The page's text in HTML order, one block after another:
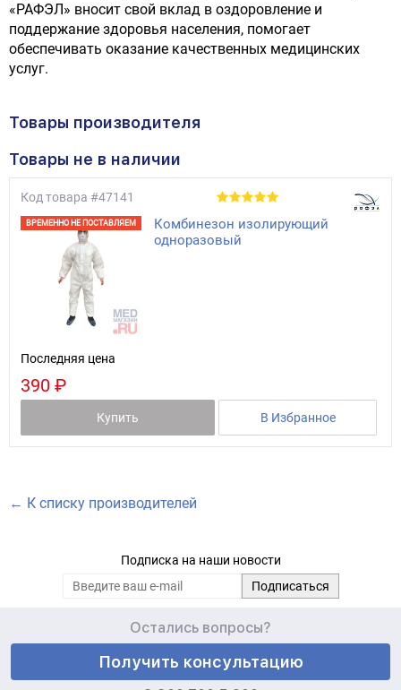
«РАФЭЛ» вносит свой вклад в оздоровление и
поддержание здоровья населения, помогает
обеспечивать оказание качественных медицинских
услуг.
Товары производителя
Товары не в наличии
Код товара #47141
ВРЕМЕННО НЕ ПОСТАВЛЯЕМ
Комбинезон изолирующий
одноразовый
Последняя цена
390 ₽
Купить В Избранное
← К списку производителей
Подписка на наши новости
Остались вопросы?
Получить консультацию